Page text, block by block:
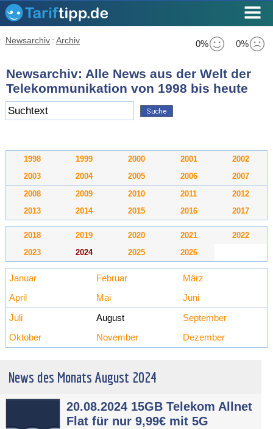
0% 0%
Newsarchiv : Archiv
Newsarchiv: Alle News aus der Welt der
Telekommunikation von 1998 bis heute
1998 1999 2000 2001
2002
2003
2004 2005 2006 2007
2008 2009 2010 2011
2012
2013
2014 2015 2016 2017
2018 2019 2020 2021
2022
2023
2024 2025 2026
Januar Februar
März
April
Mai
Juni
Juli
August
September
Oktober
November Dezember
News des Monats August 2024
20.08.2024 15GB Telekom Allnet
Flat für nur 9,99€ mit 5G